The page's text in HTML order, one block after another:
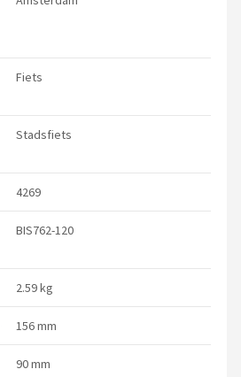
Fiets
Stadsfiets
4269
BIS762-120
2.59 kg
156 mm
90 mm